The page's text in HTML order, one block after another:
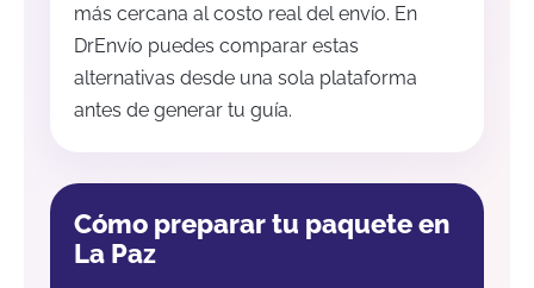
más cercana al costo real del envío. En
DrEnvío puedes comparar estas
alternativas desde una sola plataforma
antes de generar tu guía.
Cómo preparar tu paquete en
La Paz